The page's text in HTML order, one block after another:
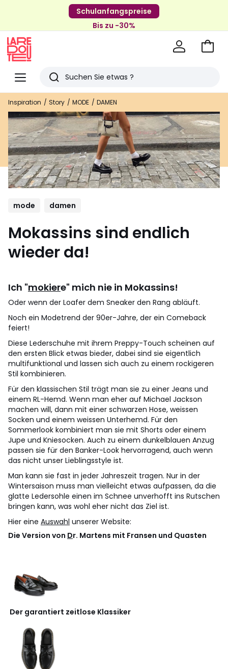
Schulanfangspreise
Bis zu -30%
Menü
Redoute
Suchen
Zuletzt
angesehenen
Artikel
Zum
Inspiration Story MODE DAMEN
mode damen
Mokassins sind endlich
wieder da!
Ich "mokiere" mich nie in Mokassins!
Oder wenn der Loafer dem Sneaker den Rang abläuft.
Noch ein Modetrend der 90er-Jahre, der ein Comeback
feiert!
Diese Lederschuhe mit ihrem Preppy-Touch scheinen auf
den ersten Blick etwas bieder, dabei sind sie eigentlich
multifunktional und lassen sich auch zu einem rockigeren
Stil kombinieren.
Für den klassischen Stil trägt man sie zu einer Jeans und
einem RL-Hemd. Wenn man eher auf Michael Jackson
machen will, dann mit einer schwarzen Hose, weissen
Socken und einem weissen Unterhemd. Für den
Sommerlook kombiniert man sie mit Shorts oder einem
Jupe und Kniesocken. Auch zu einem dunkelblauen Anzug
passen sie für den Banker-Look hervorragend, auch wenn
das nicht unser Lieblingsstyle ist.
Man kann sie fast in jeder Jahreszeit tragen. Nur in der
Wintersaison muss man vielleicht etwas aufpassen, da die
glatte Ledersohle einen im Schnee unverhofft ins Rutschen
bringen kann, was wohl eher nicht das Ziel ist.
Hier eine Auswahl unserer Website:
Die Version von Dr. Martens mit Fransen und Quasten
Der garantiert zeitlose Klassiker